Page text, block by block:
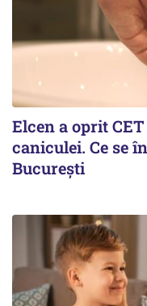
Elcen a oprit
caniculei. Ce se
București